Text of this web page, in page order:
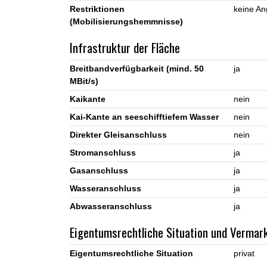
Restriktionen
(Mobilisierungshemmnisse)
keine
Infrastruktur der Fläche
Breitbandverfügbarkeit (mind. 50
MBit/s)
ja
Kaikante
nein
Kai-Kante an seeschifftiefem Wasser
nein
Direkter Gleisanschluss
nein
Stromanschluss
ja
Gasanschluss
ja
Wasseranschluss
ja
Abwasseranschluss
ja
Eigentumsrechtliche Situation und
Eigentumsrechtliche Situation privat